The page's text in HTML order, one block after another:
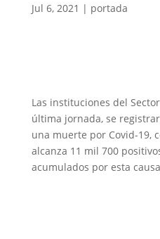
Jul 6, 2021 | portada
Las instituciones del
última jornada, se
una muerte por Covid-19,
alcanza 11 mil 700
acumulados por esta